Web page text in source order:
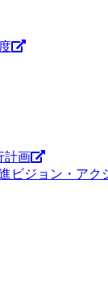
計画
ビジョン・アク